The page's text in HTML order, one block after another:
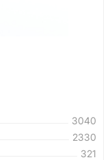
3040
2330
321